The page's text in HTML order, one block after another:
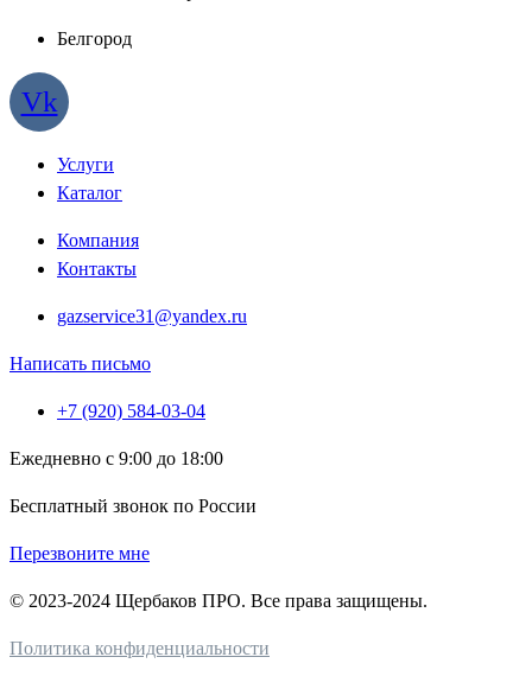
Белгород
Vk
Услуги
Каталог
Компания
Контакты
gazservice31@yandex.ru
Написать письмо
+7 (920) 584-03-04
Ежедневно с 9:00 до 18:00
Бесплатный звонок по России
Перезвоните мне
© 2023-2024 Щербаков ПРО. Все права защищены.
Политика конфиденциальности